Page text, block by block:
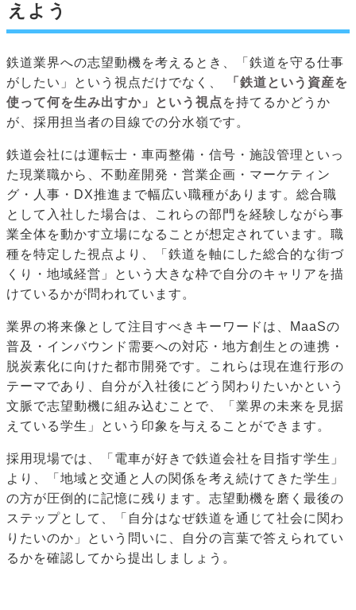
えよう
鉄道業界への志望動機を考えるとき、「鉄道を守る仕事
がしたい」という視点だけでなく、
「鉄道という資産を
使って何を生み出すか」という視点 を持てるかどうか
が、採用担当者の目線での分水嶺です。
鉄道会社には運転士・車両整備・信号・施設管理といっ
た現業職から、不動産開発・営業企画・マーケティン
グ・人事・DX推進まで幅広い職種があります。総合職
として入社した場合は、これらの部門を経験しながら事
業全体を動かす立場になることが想定されています。職
種を特定した視点より、「鉄道を軸にした総合的な街づ
くり・地域経営」という大きな枠で自分のキャリアを描
けているかが問われています。
業界の将来像として注目すべきキーワードは、MaaSの
普及・インバウンド需要への対応・地方創生との連携・
脱炭素化に向けた都市開発です。これらは現在進行形の
テーマであり、自分が入社後にどう関わりたいかという
文脈で志望動機に組み込むことで、「業界の未来を見据
えている学生」という印象を与えることができます。
採用現場では、「電車が好きで鉄道会社を目指す学生」
より、「地域と交通と人の関係を考え続けてきた学生」
の方が圧倒的に記憶に残ります。志望動機を磨く最後の
ステップとして、「自分はなぜ鉄道を通じて社会に関わ
りたいのか」という問いに、自分の言葉で答えられてい
るかを確認してから提出しましょう。